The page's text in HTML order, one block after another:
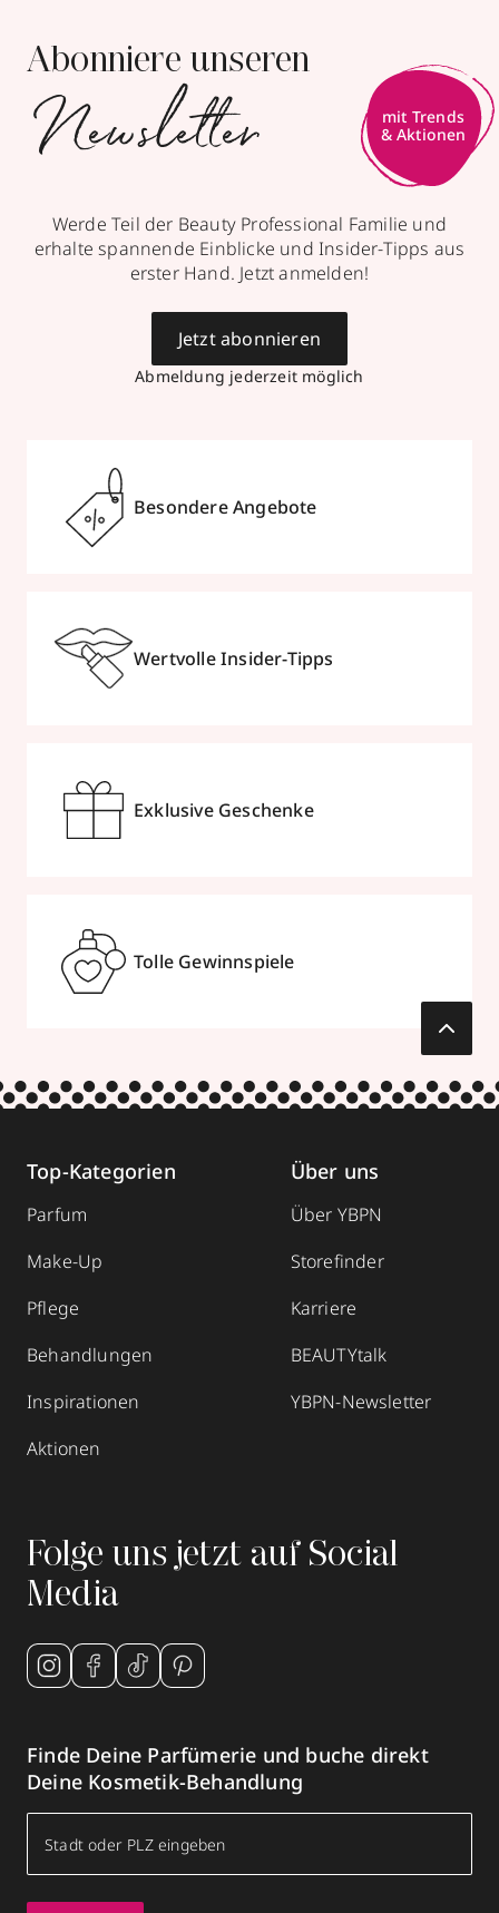
Abonniere unseren
Newsletter
mit Trends
& Aktionen
Werde Teil der Beauty Professional Familie und
erhalte spannende Einblicke und Insider-Tipps aus
erster Hand. Jetzt anmelden!
Abmeldung jederzeit möglich
Jetzt abonnieren
Besondere Angebote
Wertvolle Insider-Tipps
Exklusive Geschenke
Tolle Gewinnspiele
Top-Kategorien
Parfum
Make-Up
Pflege
Behandlungen
Inspirationen
Aktionen
Über uns
Über YBPN
Storefinder
Karriere
BEAUTYtalk
YBPN-Newsletter
Folge uns jetzt auf Social
Media
Finde Deine Parfümerie und buche direkt
Deine Kosmetik-Behandlung